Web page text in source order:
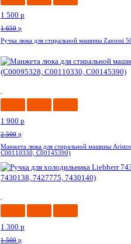
1 500 p
1 650 p
Ручка люка для стиральной машины Zanussi
1 900 p
2 500 p
Манжета люка для стиральной машины
C00110330, C00145390)
1 300 p
1 500 p